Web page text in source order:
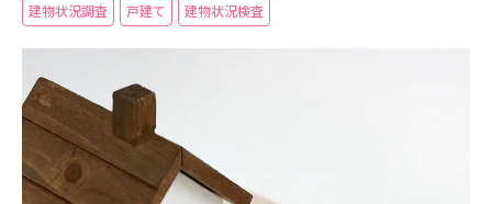
建物状況調査
戸建て 建物状況検査